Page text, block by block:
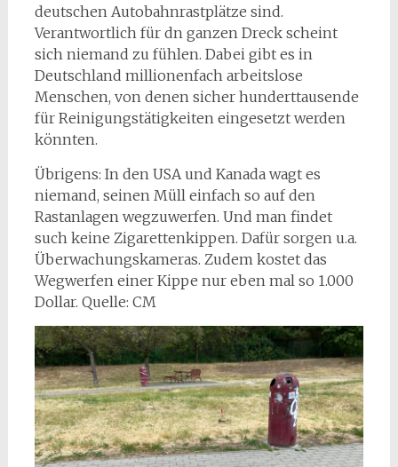
deutschen Autobahnrastplätze sind.
Verantwortlich für dn ganzen Dreck scheint
sich niemand zu fühlen. Dabei gibt es in
Deutschland millionenfach arbeitslose
Menschen, von denen sicher hunderttausende
für Reinigungstätigkeiten eingesetzt werden
könnten.
Übrigens: In den USA und Kanada wagt es
niemand, seinen Müll einfach so auf den
Rastanlagen wegzuwerfen. Und man findet
such keine Zigarettenkippen. Dafür sorgen u.a.
Überwachungskameras. Zudem kostet das
Wegwerfen einer Kippe nur eben mal so 1.000
Dollar. Quelle: CM